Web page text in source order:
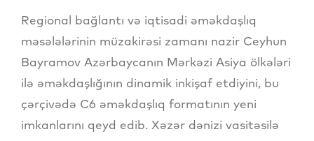
Regional bağlantı və iqtisadi əməkdaşlıq
məsələlərinin müzakirəsi zamanı nazir Ceyhun
Bayramov Azərbaycanın Mərkəzi Asiya ölkələri
ilə əməkdaşlığının dinamik inkişaf etdiyini, bu
çərçivədə C6 əməkdaşlıq formatının yeni
imkanlarını qeyd edib. Xəzər dənizi vasitəsilə